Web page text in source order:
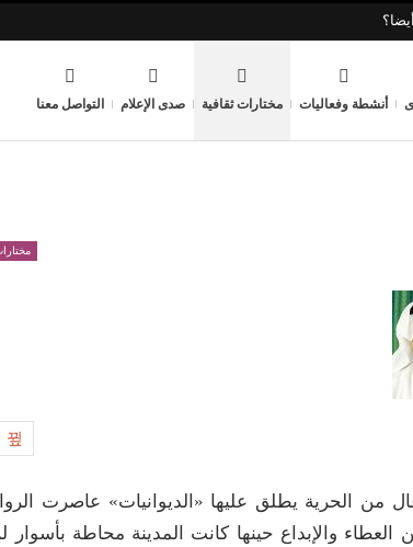
أنشطة وفعاليات مختارات ثقافية صدى الإعلام التواصل معنا
من الحرية يطلق عليها «الديوانيات» عاصرت
والإبداع حينها كانت المدينة محاطة بأسوار